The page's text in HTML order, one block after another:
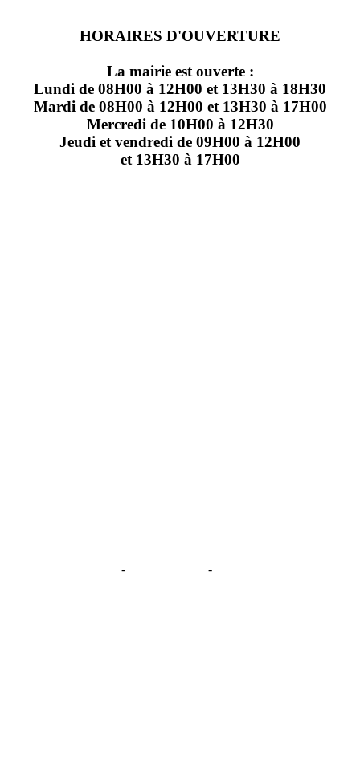
HORAIRES D'OUVERTURE
La mairie est ouverte :
Lundi de 08H00 à 12H00 et 13H30 à 18H30
Mardi de 08H00 à 12H00 et 13H30 à 17H00
Mercredi de 10H00 à 12H30
Jeudi et vendredi de 09H00 à 12H00
et 13H30 à 17H00
- -